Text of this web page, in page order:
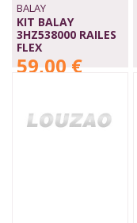
BALAY
KIT BALAY
3HZ538000 RAILES
FLEX
59,00 €